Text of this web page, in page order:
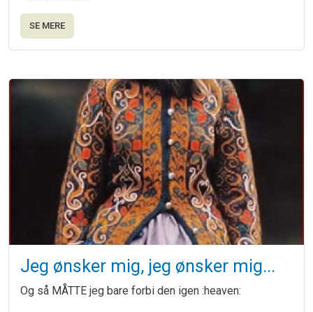
SE MERE
Jeg ønsker mig, jeg ønsker mig...
Og så MÅTTE jeg bare forbi den igen :heaven: